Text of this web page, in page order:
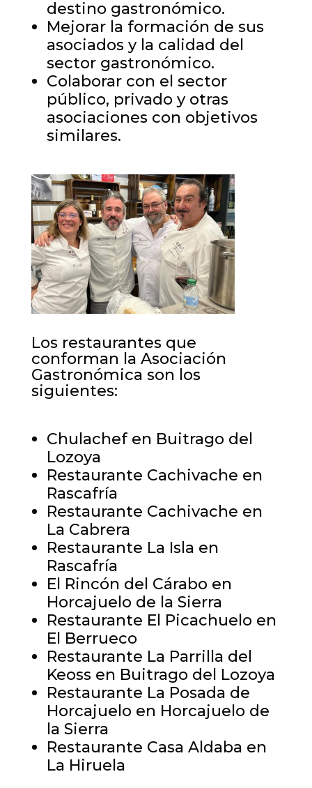
destino gastronómico.
Mejorar la formación de sus
asociados y la calidad del
sector gastronómico.
Colaborar con el sector
público, privado y otras
asociaciones con objetivos
similares.
Los restaurantes que
conforman la Asociación
Gastronómica son los
siguientes:
Chulachef en Buitrago del
Lozoya
Restaurante Cachivache en
Rascafría
Restaurante Cachivache en
La Cabrera
Restaurante La Isla en
Rascafría
El Rincón del Cárabo en
Horcajuelo de la Sierra
Restaurante El Picachuelo en
El Berrueco
Restaurante La Parrilla del
Keoss en Buitrago del Lozoya
Restaurante La Posada de
Horcajuelo en Horcajuelo de
la Sierra
Restaurante Casa Aldaba en
La Hiruela